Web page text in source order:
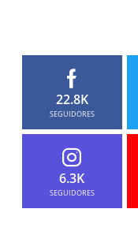
22.8K
SEGUIDORES
6.3K
SEGUIDORES